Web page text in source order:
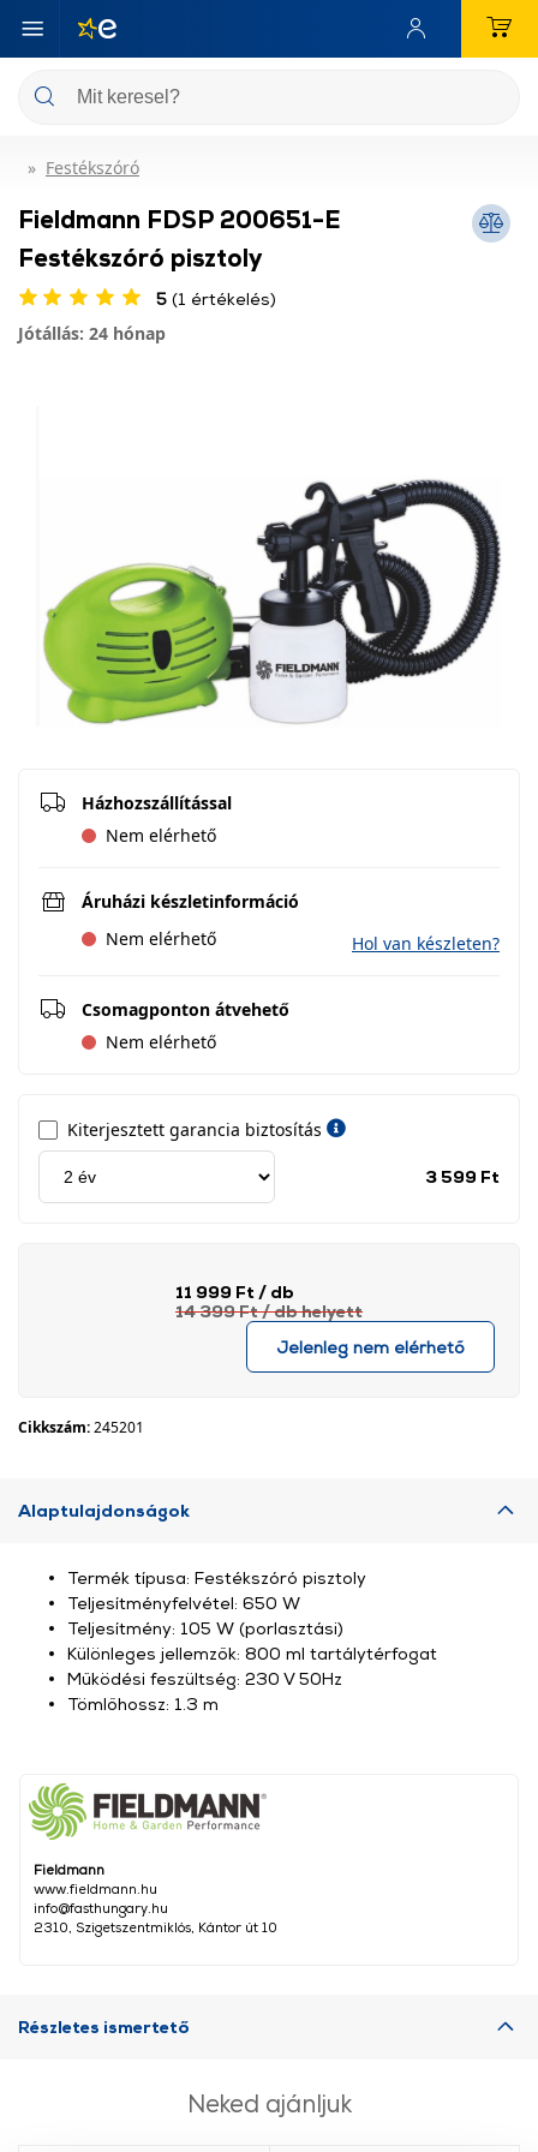
Festékszóró
Fieldmann FDSP 200651-E
Festékszóró pisztoly
5 (1 értékelés)
Jótállás: 24 hónap
Házhozszállítással
Nem elérhető
Áruházi készletinformáció
Nem elérhető
Hol van készleten?
Csomagponton átvehető
Nem elérhető
Kiterjesztett garancia biztosítás
3 599 Ft
11 999 Ft / db
14 399 Ft/ dbhelyett
Jelenleg nem elérhető
Cikkszám:245201
Alaptulajdonságok
Fieldmann
www.fieldmann.hu
info@fasthungary.hu
2310, Szigetszentmiklós, Kántor út 10
Termék típusa: Festékszóró pisztoly
Teljesítményfelvétel: 650 W
Teljesítmény: 105 W (porlasztási)
Különleges jellemzők: 800 ml tartálytérfogat
Működési feszültség: 230 V 50Hz
Tömlőhossz: 1.3 m
Részletes ismertető
Neked ajánljuk